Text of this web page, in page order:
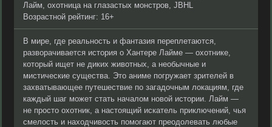
Лайм, охотница на глазастых монстров, JBHL
Возрастной рейтинг: 16+
В мире, где реальность и фантазия переплетаются,
разворачивается история о Хантере Лайме — охотнике,
который ищет не диких животных, а необычные и
мистические существа. Это аниме погружает зрителей в
захватывающее путешествие по загадочным локациям, где
каждый шаг может стать началом новой истории. Лайм —
не просто охотник, а настоящий искатель приключений, чья
смелость и находчивость помогают преодолевать любые